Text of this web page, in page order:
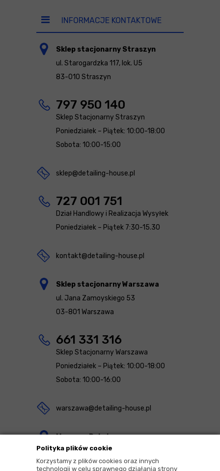
Polityka plików cookie
Korzystamy z plików cookies oraz innych
technologii w celu sprawnego działania strony
INFORMACJE KONTAKTOWE
Sklep stacjonarny Straszyn
ul. Starogardzka 117, lok. U5
83-010 Straszyn
797 950 140
Sklep Stacjonarny Straszyn
Poniedziałek – Piątek: 10:00-18:00
Sobota: 10:00-15:00
sklep@detailing-house.pl
727 001 751
Dział Handlowy i Realizacja Wysyłek
Poniedziałek – Piątek 7:30-15.30
kontakt@detailing-house.pl
Sklep stacjonarny Warszawa
ul. Jana Zamoyskiego 53
03-801 Warszawa
661 331 316
Sklep Stacjonarny Warszawa
Poniedziałek – Piątek: 10:00-18:00
Sobota: 10:00-16:00
warszawa@detailing-house.pl
Magazyn Rekcin
Nomos Sp. z o.o. sp.k.
ul. Agrestowa 1